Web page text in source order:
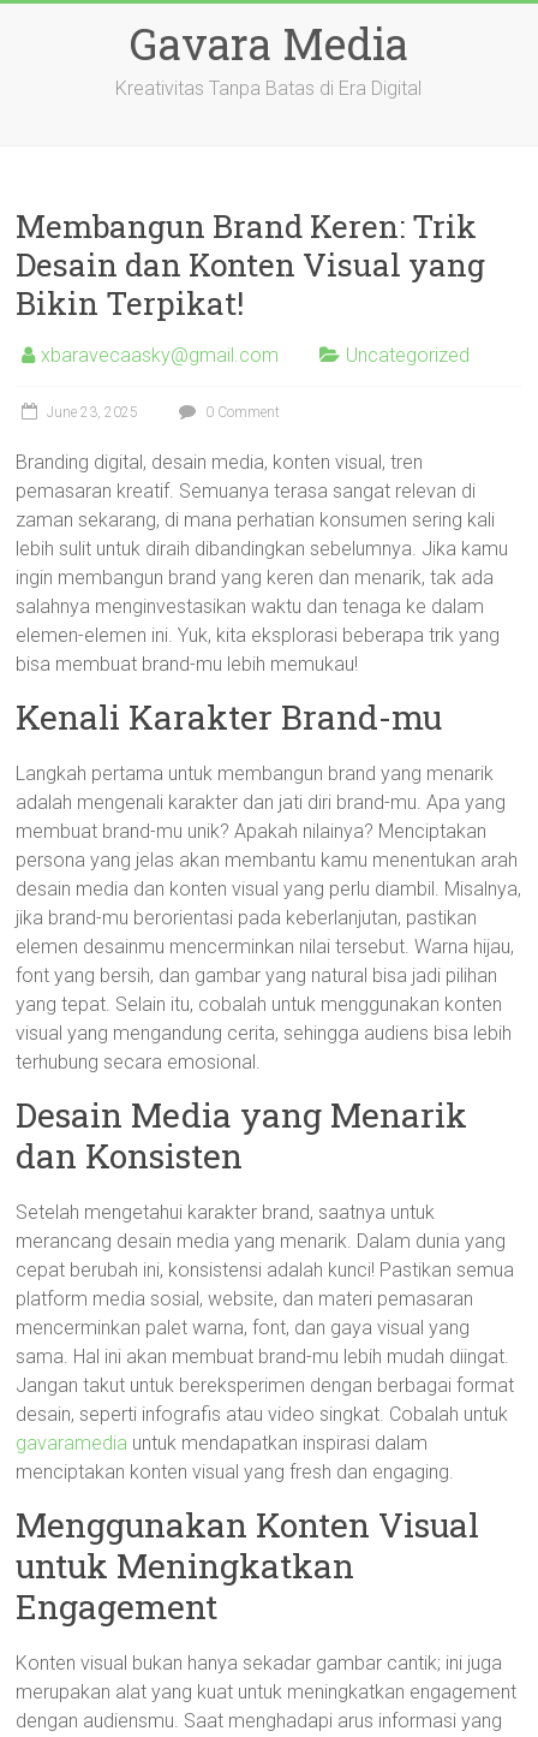
Gavara Media
Kreativitas Tanpa Batas di Era Digital
Membangun Brand Keren: Trik
Desain dan Konten Visual yang
Bikin Terpikat!
xbaravecaasky@gmail.com Uncategorized
June 23, 2025 0 Comment
Branding digital, desain media, konten visual, tren
pemasaran kreatif. Semuanya terasa sangat relevan di
zaman sekarang, di mana perhatian konsumen sering kali
lebih sulit untuk diraih dibandingkan sebelumnya. Jika kamu
ingin membangun brand yang keren dan menarik, tak ada
salahnya menginvestasikan waktu dan tenaga ke dalam
elemen-elemen ini. Yuk, kita eksplorasi beberapa trik yang
bisa membuat brand-mu lebih memukau!
Kenali Karakter Brand-mu
Langkah pertama untuk membangun brand yang menarik
adalah mengenali karakter dan jati diri brand-mu. Apa yang
membuat brand-mu unik? Apakah nilainya? Menciptakan
persona yang jelas akan membantu kamu menentukan arah
desain media dan konten visual yang perlu diambil. Misalnya,
jika brand-mu berorientasi pada keberlanjutan, pastikan
elemen desainmu mencerminkan nilai tersebut. Warna hijau,
font yang bersih, dan gambar yang natural bisa jadi pilihan
yang tepat. Selain itu, cobalah untuk menggunakan konten
visual yang mengandung cerita, sehingga audiens bisa lebih
terhubung secara emosional.
Desain Media yang Menarik
dan Konsisten
Setelah mengetahui karakter brand, saatnya untuk
merancang desain media yang menarik. Dalam dunia yang
cepat berubah ini, konsistensi adalah kunci! Pastikan semua
platform media sosial, website, dan materi pemasaran
mencerminkan palet warna, font, dan gaya visual yang
sama. Hal ini akan membuat brand-mu lebih mudah diingat.
Jangan takut untuk bereksperimen dengan berbagai format
desain, seperti infografis atau video singkat. Cobalah untuk
gavaramedia untuk mendapatkan inspirasi dalam
menciptakan konten visual yang fresh dan engaging.
Menggunakan Konten Visual
untuk Meningkatkan
Engagement
Konten visual bukan hanya sekadar gambar cantik; ini juga
merupakan alat yang kuat untuk meningkatkan engagement
dengan audiensmu. Saat menghadapi arus informasi yang